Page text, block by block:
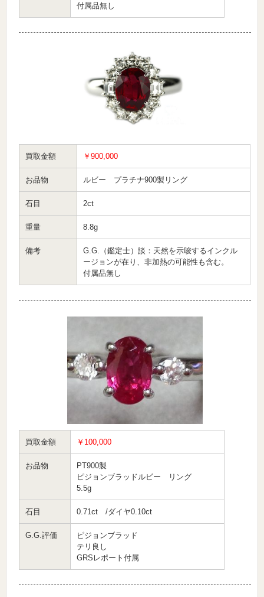
付属品無し
買取金額 ￥900,000
お品物 ルビー プラチナ900製リング
石目 2ct
重量 8.8g
備考
G.G.（鑑定士）談：天然を示唆するインクル
ージョンが在り、非加熱の可能性も含む。
付属品無し
買取金額 ￥100,000
お品物
PT900製
ピジョンブラッドルビー リング
5.5g
石目 0.71ct /ダイヤ0.10ct
G.G.評価
ピジョンブラッド
テリ良し
GRSレポート付属